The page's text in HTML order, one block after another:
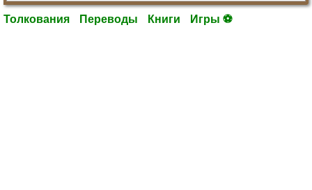
Толкования Переводы Книги Игры ⚽